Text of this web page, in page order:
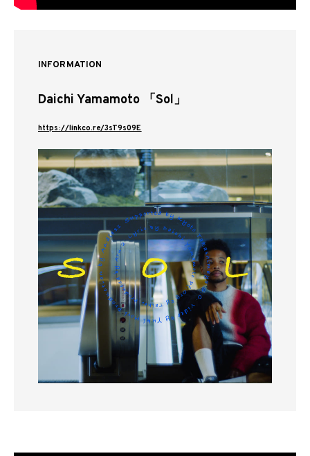
INFORMATION
Daichi Yamamoto 「Sol」
https://linkco.re/3sT9s09E